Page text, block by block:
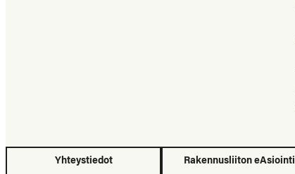
Yhteystiedot Rakennusliiton eAsiointi